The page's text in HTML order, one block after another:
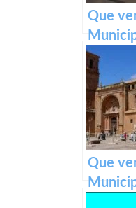
Que
Castilla
Que